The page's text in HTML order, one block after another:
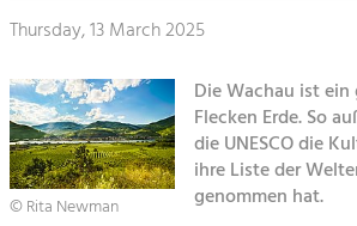
Agriculture & Tourism
Projects
Kirchen am Fluss
Building Culture
Agriculture & Forestry
Managing and Caring for the Cultural
Landscape.
Thursday, 13 March 2025
© Rita Newman
Die Wachau ist
Flecken Erde. So
die UNESCO die
ihre Liste der
genommen hat.